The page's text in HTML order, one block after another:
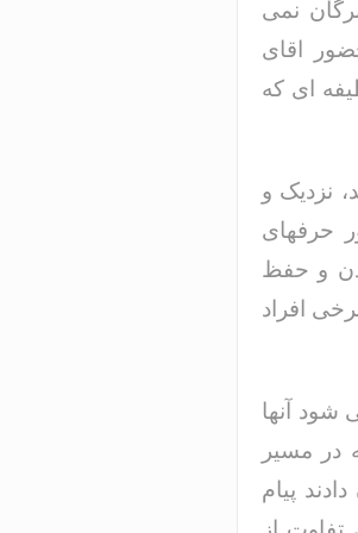
نمی
اقای
ای که
نزدیک و
حرفهای
و حفظ
افراد
شود آنها
در مسیر
پیام